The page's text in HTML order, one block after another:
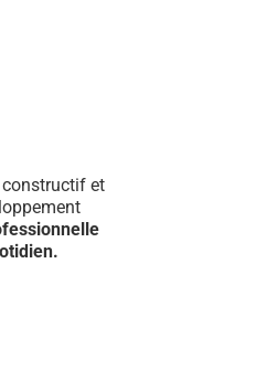
constructif et